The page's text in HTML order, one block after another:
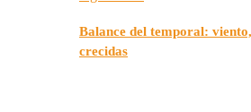
Balance del temporal:
crecidas